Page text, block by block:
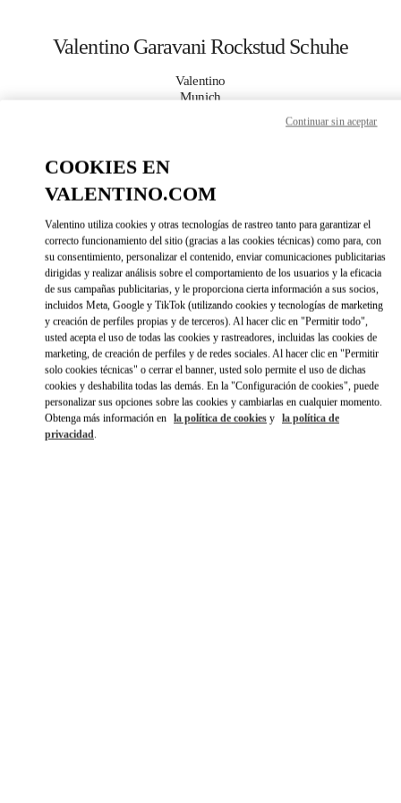
Valentino Garavani Rockstud Schuhe
Valentino
Munich
MEHR DETAILS
DIRECCIONESLINK OPENS IN
Link Opens in New Tab
COOKIES EN
VALENTINO.COM
Valentino utiliza cookies y otras tecnologías de rastreo tanto para garantizar el
correcto funcionamiento del sitio (gracias a las cookies técnicas) como para, con
su consentimiento, personalizar el contenido, enviar comunicaciones publicitarias
dirigidas y realizar análisis sobre el comportamiento de los usuarios y la eficacia
de sus campañas publicitarias, y le proporciona cierta información a sus socios,
incluidos Meta, Google y TikTok (utilizando cookies y tecnologías de marketing
y creación de perfiles propias y de terceros). Al hacer clic en "Permitir todo",
usted acepta el uso de todas las cookies y rastreadores, incluidas las cookies de
marketing, de creación de perfiles y de redes sociales. Al hacer clic en "Permitir
solo cookies técnicas" o cerrar el banner, usted solo permite el uso de dichas
cookies y deshabilita todas las demás. En la "Configuración de cookies", puede
personalizar sus opciones sobre las cookies y cambiarlas en cualquier momento.
Obtenga más información en la política de cookies y la política de
privacidad.
Continuar sin aceptar